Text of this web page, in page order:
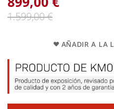
1.599,00 €
AÑADIR A LA